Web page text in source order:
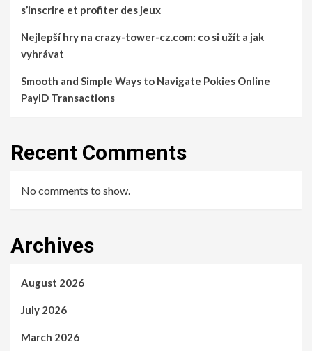
s’inscrire et profiter des jeux
Nejlepší hry na crazy-tower-cz.com: co si užít a jak
vyhrávat
Smooth and Simple Ways to Navigate Pokies Online
PayID Transactions
Recent Comments
No comments to show.
Archives
August 2026
July 2026
March 2026